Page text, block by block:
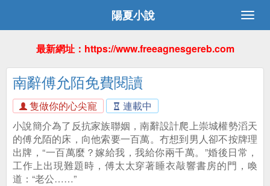
陽夏小說
最新網址：https://www.freeagnesgereb.com
南辭傅允陌免費閱讀
隻做你的心尖寵
連載中
小說簡介為了反抗家族聯姻，南辭設計爬上崇城權勢滔天
的傅允陌的床，向他索要一百萬。冇想到男人卻不按牌理
出牌，“一百萬麼？嫁給我，我給你兩千萬。”婚後日常，
工作上出現難題時，傅太太穿著睡衣敲響書房的門，喚
道：“老公……”